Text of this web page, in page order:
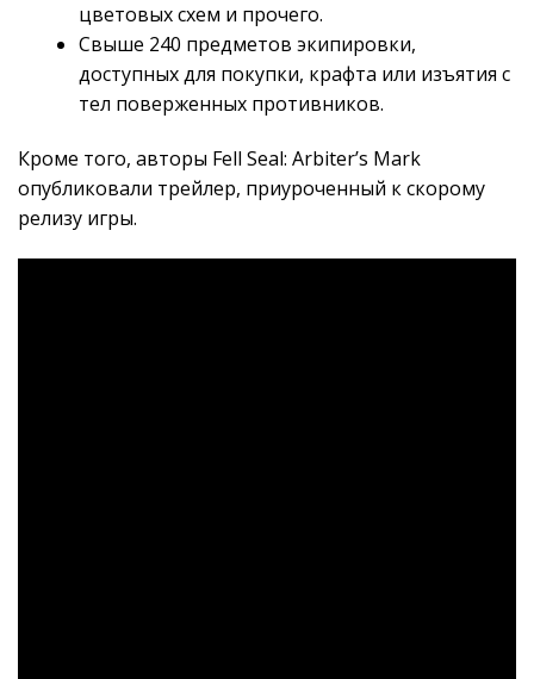
цветовых схем и прочего.
Свыше 240 предметов экипировки,
доступных для покупки, крафта или изъятия с
тел поверженных противников.
Кроме того, авторы Fell Seal: Arbiter’s Mark
опубликовали трейлер, приуроченный к скорому
релизу игры.